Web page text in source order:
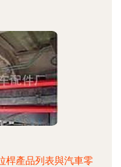
桿產品列表與汽車零